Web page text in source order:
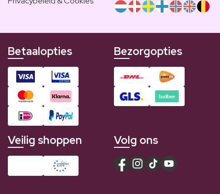
Betaalopties Bezorgopties
Veilig shoppen Volg ons